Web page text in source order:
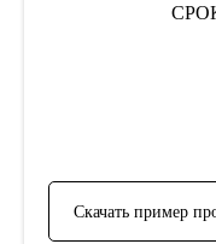
Скачать пример